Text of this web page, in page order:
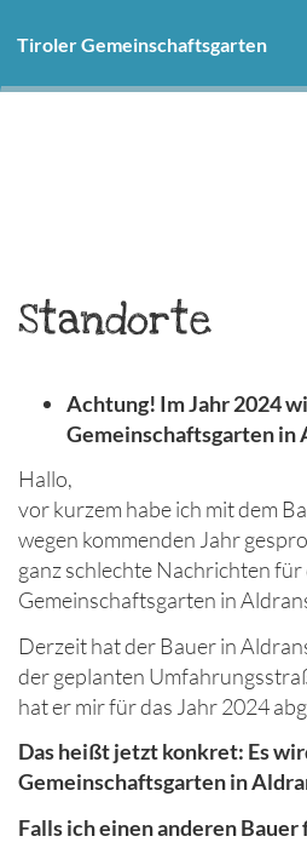
zum
Tiroler Gemeinschaftsgarten
Standorte
Achtung! Im Jahr 2024
Gemeinschaftsgarten in
Hallo,
vor kurzem habe ich mit dem
wegen kommenden Jahr
ganz schlechte Nachrichten
Gemeinschaftsgarten in
Derzeit hat der Bauer in
der geplanten
hat er mir für das Jahr 2024
Das heißt jetzt konkret: Es
Gemeinschaftsgarten in
Falls ich einen anderen